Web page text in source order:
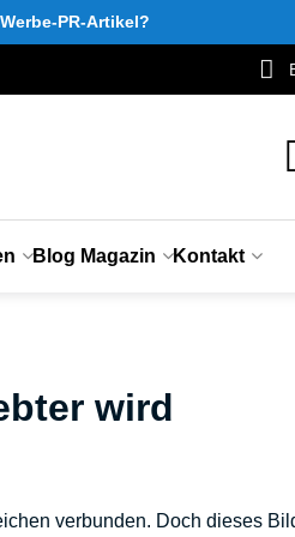
PR-Artikel?
Blog Magazin Kontakt
wird
verbunden. Doch dieses